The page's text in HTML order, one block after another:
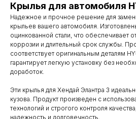
Крылья для автомобиля
Надежное и прочное решение для
крыльев вашего автомобиля.
оцинкованной стали, что обеспечивает
коррозии и длительный срок службы.
соответствует оригинальным деталям
гарантирует легкую установку без
доработок.
Эти крылья для Хендай Элантра 3
кузова. Продукт произведен с
технологий и строгого контроля
надежность и долговечность.